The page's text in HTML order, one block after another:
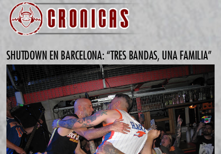
SHUTDOWN EN BARCELONA: “TRES BANDAS, UNA FAMILIA”